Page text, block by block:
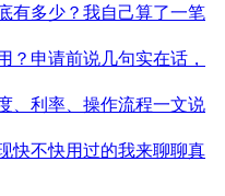
有多少？我自己算了一笔
？申请前说几句实在话，
、利率、操作流程一文说
快不快用过的我来聊聊真